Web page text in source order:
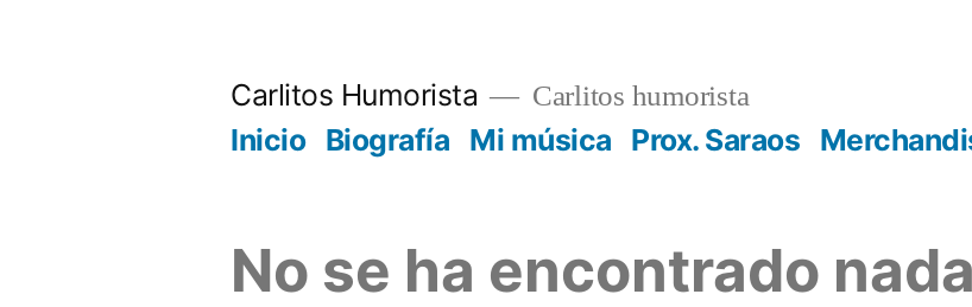
Carlitos Humorista Carlitos humorista
Inicio Biografía Mi música Prox. Saraos
No se ha encontrado nada